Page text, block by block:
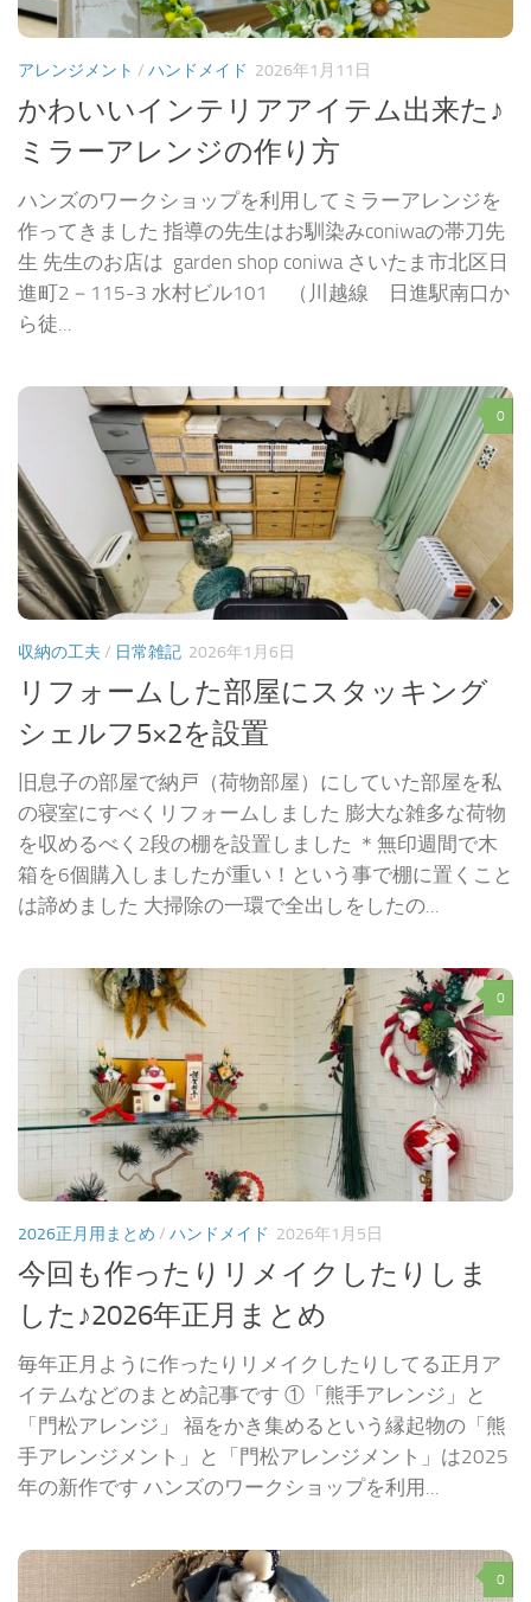
アレンジメント / ハンドメイド 2026年1月11日
かわいいインテリアアイテム出来た♪
ミラーアレンジの作り方
ハンズのワークショップを利用してミラーアレンジを
作ってきました 指導の先生はお馴染みconiwaの帯刀先
生 先生のお店は garden shop coniwa さいたま市北区日
進町2－115-3 水村ビル101 （川越線 日進駅南口か
ら徒...
0
収納の工夫 / 日常雑記 2026年1月6日
リフォームした部屋にスタッキング
シェルフ5×2を設置
旧息子の部屋で納戸（荷物部屋）にしていた部屋を私
の寝室にすべくリフォームしました 膨大な雑多な荷物
を収めるべく2段の棚を設置しました ＊無印週間で木
箱を6個購入しましたが重い！という事で棚に置くこと
は諦めました 大掃除の一環で全出しをしたの...
0
2026正月用まとめ / ハンドメイド 2026年1月5日
今回も作ったりリメイクしたりしま
した♪2026年正月まとめ
毎年正月ように作ったりリメイクしたりしてる正月ア
イテムなどのまとめ記事です ①「熊手アレンジ」と
「門松アレンジ」 福をかき集めるという縁起物の「熊
手アレンジメント」と「門松アレンジメント」は2025
年の新作です ハンズのワークショップを利用...
0